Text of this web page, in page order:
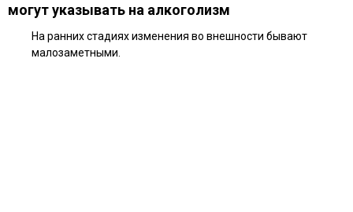
могут указывать на алкоголизм
На ранних стадиях изменения во внешности бывают
малозаметными.